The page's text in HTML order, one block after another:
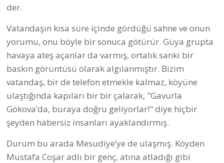
der.
Vatandaşın kısa süre içinde gördüğü sahne ve onun
yorumu, onu böyle bir sonuca götürür. Güya grupta
havaya ateş açanlar da varmış, ortalık sanki bir
baskın görüntüsü olarak algılanmıştır. Bizim
vatandaş, bir de telefon etmekle kalmaz, köyüne
ulaştığında kapıları bir bir çalarak, "Gavurla
Gökova’da, buraya doğru geliyorlar!" diye hiçbir
şeyden habersiz insanları ayaklandırmış.
Durum bu arada Mesudiye’ye de ulaşmış. Köyden
Mustafa Coşar adlı bir genç, atına atladığı gibi